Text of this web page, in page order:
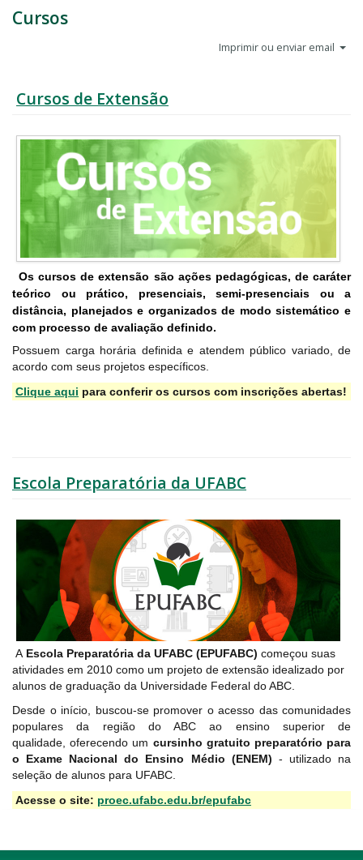
Cursos
Imprimir ou enviar email
Cursos de Extensão
Os cursos de extensão são ações pedagógicas, de caráter
teórico ou prático, presenciais, semi-presenciais ou a
distância, planejados e organizados de modo sistemático e
com processo de avaliação definido.
Possuem carga horária definida e atendem público variado, de
acordo com seus projetos específicos.
Clique aqui para conferir os cursos com inscrições abertas!
Escola Preparatória da UFABC
A Escola Preparatória da UFABC (EPUFABC) começou suas
atividades em 2010 como um projeto de extensão idealizado por
alunos de graduação da Universidade Federal do ABC.
Desde o início, buscou-se promover o acesso das comunidades
populares da região do ABC ao ensino superior de
qualidade, oferecendo um cursinho gratuito preparatório para
o Exame Nacional do Ensino Médio (ENEM) - utilizado na
seleção de alunos para UFABC.
Acesse o site: proec.ufabc.edu.br/epufabc